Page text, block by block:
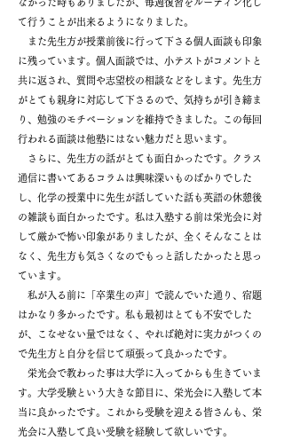
なかった時もありましたが、毎週復習をルーティン化し
て行うことが出来るようになりました。
また先生方が授業前後に行って下さる個人面談も印象
に残っています。個人面談では、小テストがコメントと
共に返され、質問や志望校の相談などをします。先生方
がとても親身に対応して下さるので、気持ちが引き締ま
り、勉強のモチベーションを維持できました。この毎回
行われる面談は他塾にはない魅力だと思います。
さらに、先生方の話がとても面白かったです。クラス
通信に書いてあるコラムは興味深いものばかりでした
し、化学の授業中に先生が話していた話も英語の休憩後
の雑談も面白かったです。私は入塾する前は栄光会に対
して厳かで怖い印象がありましたが、全くそんなことは
なく、先生方も気さくなのでもっと話したかったと思っ
ています。
私が入る前に「卒業生の声」で読んでいた通り、宿題
はかなり多かったです。私も最初はとても不安でした
が、こなせない量ではなく、やれば絶対に実力がつくの
で先生方と自分を信じて頑張って良かったです。
栄光会で教わった事は大学に入ってからも生きていま
す。大学受験という大きな節目に、栄光会に入塾して本
当に良かったです。これから受験を迎える皆さんも、栄
光会に入塾して良い受験を経験して欲しいです。